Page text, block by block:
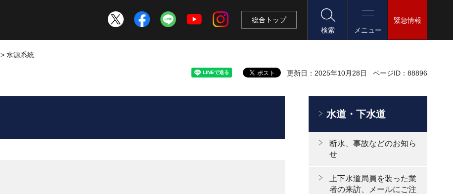
総合 トップ
検索
メニュー
緊急情報
> 水源系統
更新日：2025年10月28日 ページID：88896
水道・下水道
断水、事故などのお知ら
せ
上下水道局員を装った業
者の来訪、メールにご注